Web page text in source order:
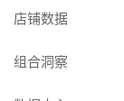
店铺数据
组合洞察